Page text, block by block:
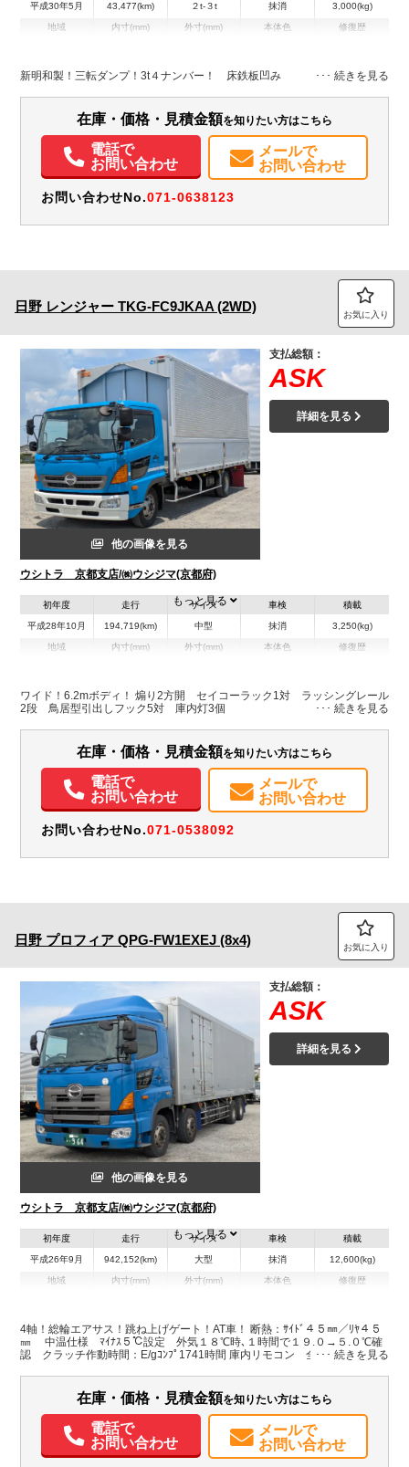
平成30年5月 43,477(km) ２t-３t 抹消 3,000(kg)
地域 内寸(mm)
H:370
外寸(mm)
H:1,990
本体色 修復歴
エアコン パワステ パワーウィンドウ エアバッグ 電動格納ミラー ETC
新明和製！三転ダンプ！3t４ナンバー！ 床鉄板凹み
在庫・価格・見積金額を知りたい方はこちら
電話で
お問い合わせ
メールで
お問い合わせ
お問い合わせNo.071-0638123
日野 レンジャー TKG-FC9JKAA (2WD) お気に入り
他の画像を見る
ウシトラ 京都支店/㈱ウシジマ(京都府)
支払総額：
ASK
詳細を見る
初年度
平成28年10月
走行
194,719(km)
サイズ
中型
車検
抹消
積載
3,250(kg)
地域 内寸(mm)
H:2,420
外寸(mm)
H:3,540
本体色 修復歴
もっと見る
ワイド！6.2mボディ！ 煽り2方開 セイコーラック1対 ラッシングレール
2段 鳥居型引出しフック5対 庫内灯3個
在庫・価格・見積金額を知りたい方はこちら
電話で
お問い合わせ
メールで
お問い合わせ
お問い合わせNo.071-0538092
日野 プロフィア QPG-FW1EXEJ (8x4) お気に入り
他の画像を見る
ウシトラ 京都支店/㈱ウシジマ(京都府)
支払総額：
ASK
詳細を見る
初年度
平成26年9月
走行
942,152(km)
サイズ
大型
車検
抹消
積載
12,600(kg)
地域 内寸(mm)
H:2,180
外寸(mm)
H:3,470
本体色 修復歴
もっと見る
4軸！総輪エアサス！跳ね上げゲート！AT車！ 断熱：ｻｲﾄﾞ４５㎜／ﾘﾔ４５
㎜ 中温仕様 ﾏｲﾅｽ５℃設定 外気１８℃時､１時間で１９.０→５.０℃確
認 クラッチ作動時間：E/gｺﾝﾌﾟ1741時間 庫内リモコン 全長１５５０㎜
レール内幅２２２０㎜ 最大昇降荷重１０００㎏
在庫・価格・見積金額を知りたい方はこちら
電話で
お問い合わせ
メールで
お問い合わせ